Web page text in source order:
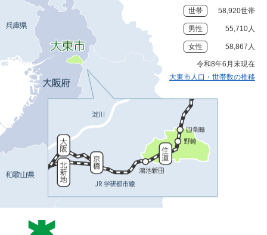
世帯 58,920世帯
男性 55,710人
女性 58,867人
令和8年6月末現在
大東市人口・世帯数の推移